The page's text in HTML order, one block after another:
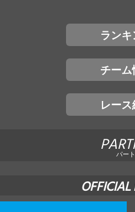
ラン
チー
レー
パー
OFFICIAL